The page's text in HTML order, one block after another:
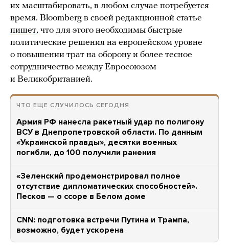
их масштабировать, в любом случае потребуется
время. Bloomberg в своей редакционной статье
пишет, что для этого необходимы быстрые
политические решения на европейском уровне
о повышении трат на оборону и более тесное
сотрудничество между Евросоюзом
и Великобританией.
ЧТО ЕЩЕ СЛУЧИЛОСЬ СЕГОДНЯ
Армия РФ нанесла ракетный удар по полигону
ВСУ в Днепропетровской области. По данным
«Украинской правды», десятки военных
погибли, до 100 получили ранения
«Зеленский продемонстрировал полное
отсутствие дипломатических способностей».
Песков — о ссоре в Белом доме
CNN: подготовка встречи Путина и Трампа,
возможно, будет ускорена